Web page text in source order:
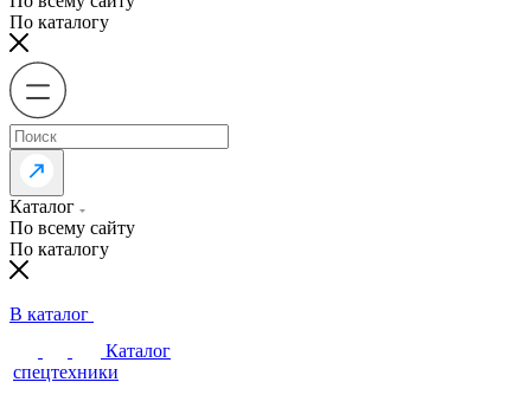
По каталогу
Каталог
По всему сайту
По каталогу
В каталог
Каталог
спецтехники